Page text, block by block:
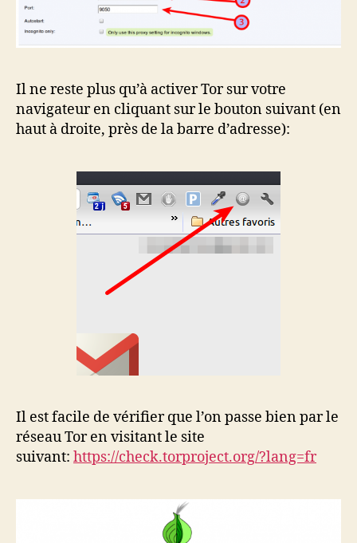
Il ne reste plus qu’à activer Tor sur votre
navigateur en cliquant sur le bouton suivant (en
haut à droite, près de la barre d’adresse):
Il est facile de vérifier que l’on passe bien par le
réseau Tor en visitant le site
suivant: https://check.torproject.org/?lang=fr